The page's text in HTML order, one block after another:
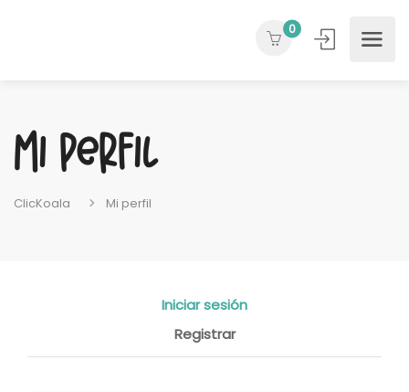
0
Mi perfil
ClicKoala Mi perfil
Iniciar sesión
Registrar